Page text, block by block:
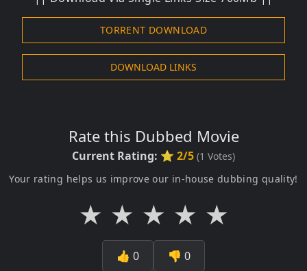
TORRENT DOWNLOAD
DOWNLOAD LINKS
Rate this Dubbed Movie
Current Rating: ⭐ 2/5 (1 Votes)
Your rating helps us improve our in-house dubbing quality!
★ ★ ★ ★ ★
👍 0 👎 0